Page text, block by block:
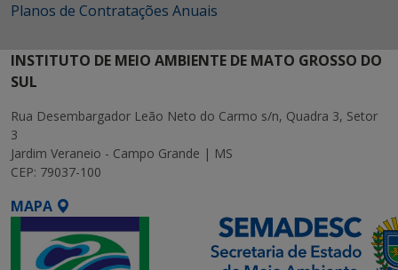
Planos de Contratações Anuais
INSTITUTO DE MEIO AMBIENTE DE MATO GROSSO DO
SUL
Rua Desembargador Leão Neto do Carmo s/n, Quadra 3, Setor
3
Jardim Veraneio - Campo Grande | MS
CEP: 79037-100
MAPA